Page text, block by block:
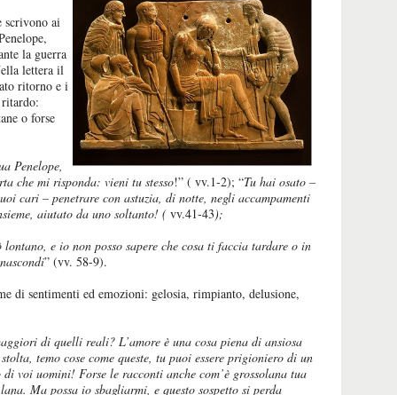
scrivono ai
la guerra
lettera il
ritorno e i
o forse
Penelope,
che mi risponda: vieni tu stesso!” ( vv.1-2); “Tu hai osato –
cari – penetrare con astuzia, di notte, negli accampamenti
aiutato da uno soltanto! ( vv.41-43);
e io non posso sapere che cosa ti faccia tardare o in
” (vv. 58-9).
di sentimenti ed emozioni: gelosia, rimpianto, delusione,
di quelli reali? L’amore è una cosa piena di ansiosa
temo cose come queste, tu puoi essere prigioniero di un
voi uomini! Forse le racconti anche com’è grossolana tua
Ma possa io sbagliarmi, e questo sospetto si perda